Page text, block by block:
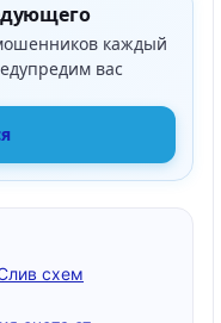
каждый
вас
схем